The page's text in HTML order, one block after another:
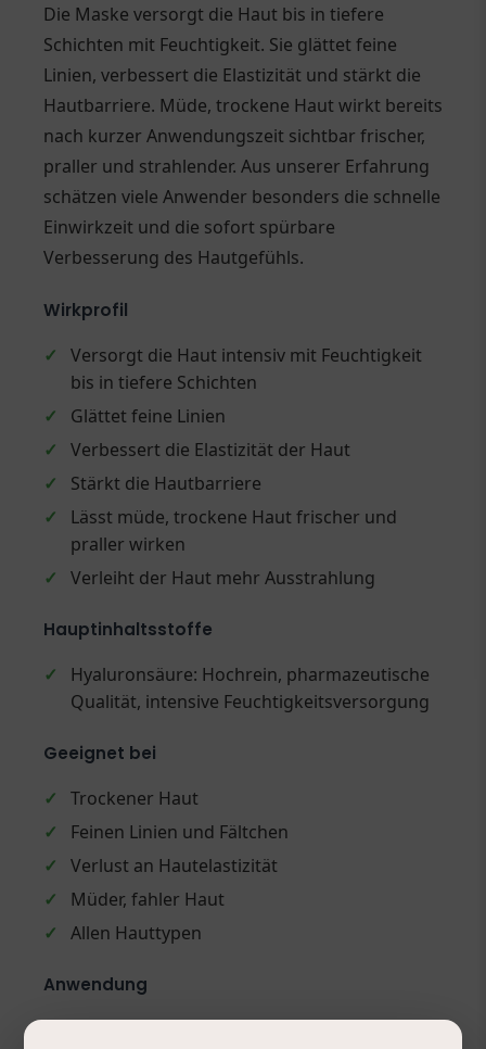
Die Maske versorgt die Haut bis in tiefere
Schichten mit Feuchtigkeit. Sie glättet feine
Linien, verbessert die Elastizität und stärkt die
Hautbarriere. Müde, trockene Haut wirkt bereits
nach kurzer Anwendungszeit sichtbar frischer,
praller und strahlender. Aus unserer Erfahrung
schätzen viele Anwender besonders die schnelle
Einwirkzeit und die sofort spürbare
Verbesserung des Hautgefühls.
Wirkprofil
✓
Versorgt die Haut intensiv mit Feuchtigkeit
bis in tiefere Schichten
✓
Glättet feine Linien
✓
Verbessert die Elastizität der Haut
✓
Stärkt die Hautbarriere
✓
Lässt müde, trockene Haut frischer und
praller wirken
✓
Verleiht der Haut mehr Ausstrahlung
Hauptinhaltsstoffe
✓
Hyaluronsäure: Hochrein, pharmazeutische
Qualität, intensive Feuchtigkeitsversorgung
Geeignet bei
✓
Trockener Haut
✓
Feinen Linien und Fältchen
✓
Verlust an Hautelastizität
✓
Müder, fahler Haut
✓
Allen Hauttypen
Anwendung